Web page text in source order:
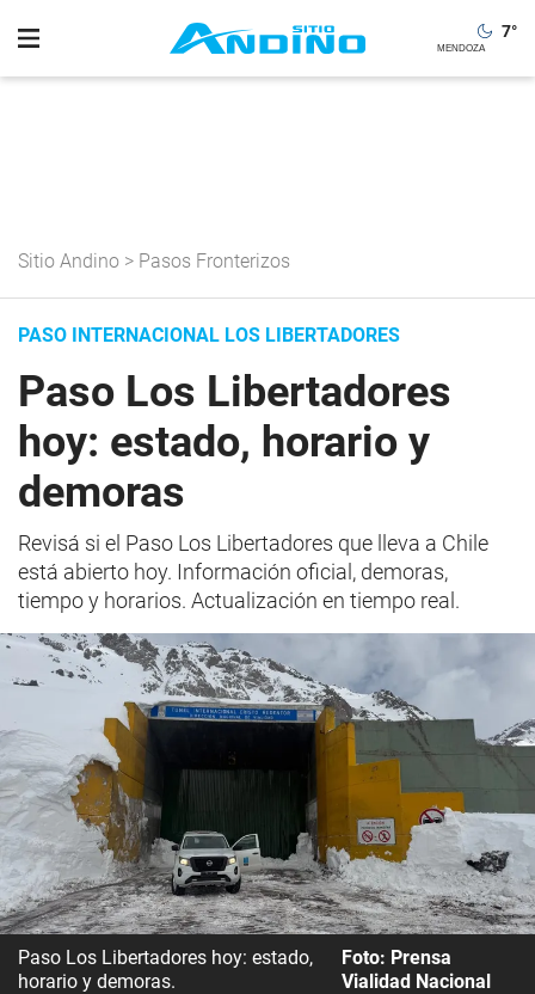
7°
Sitio Andino > Pasos Fronterizos
PASO INTERNACIONAL LOS LIBERTADORES
Paso Los Libertadores
hoy: estado, horario y
demoras
Revisá si el Paso Los Libertadores que lleva a Chile
está abierto hoy. Información oficial, demoras,
tiempo y horarios. Actualización en tiempo real.
Paso Los Libertadores hoy: estado,
horario y demoras.
Foto: Prensa
Vialidad Nacional